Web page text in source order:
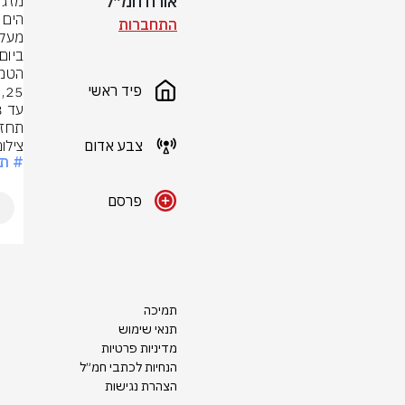
התחברות
פיד ראשי
צבע אדום
פרסם
תמיכה
תנאי שימוש
מדיניות פרטיות
הנחיות לכתבי חמ״ל
הצהרת נגישות
עד 28
#